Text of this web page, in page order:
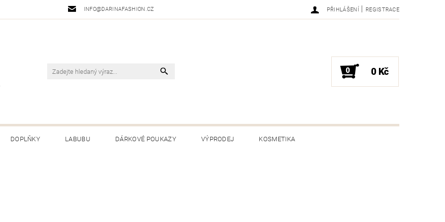
INFO@DARINAFASHION.CZ PŘIHLÁŠENÍ | REGISTRACE
0 0 Kč
DOPLŇKY LABUBU DÁRKOVÉ POUKAZY VÝPRODEJ KOSMETIKA